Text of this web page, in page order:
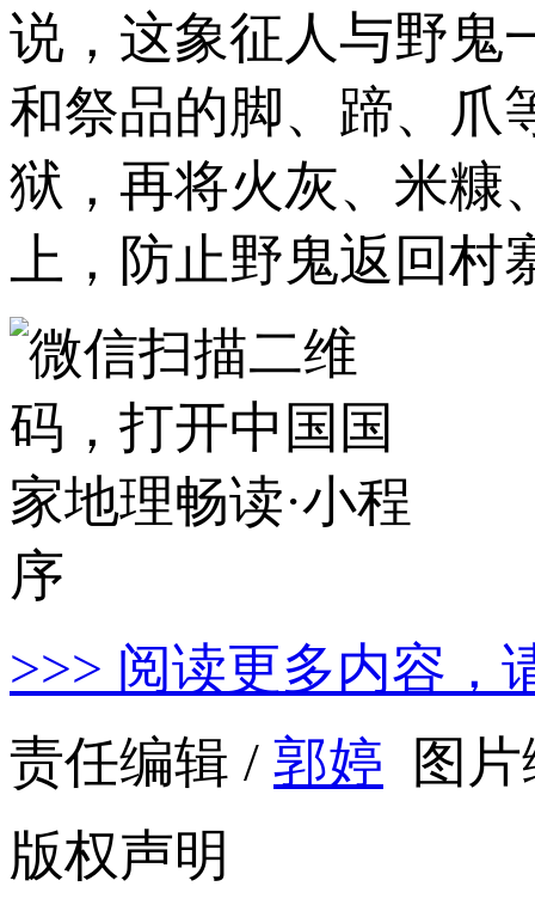
说，这象征人与野鬼
和祭品的脚、蹄、爪
狱，再将火灰、米糠
上，防止野鬼返回村
>>> 阅读更多内容，
责任编辑 / 郭婷 图
版权声明